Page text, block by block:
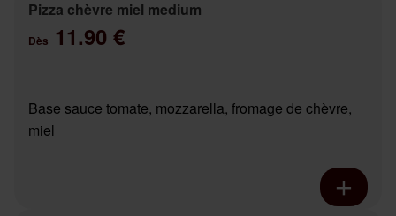
Pizza chèvre miel medium
Dès 11.90 €
Base sauce tomate, mozzarella, fromage de chèvre,
miel